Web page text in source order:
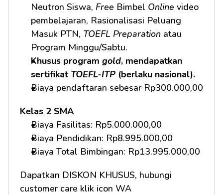
Neutron Siswa, Free Bimbel Online video
pembelajaran, Rasionalisasi Peluang
Masuk PTN, TOEFL Preparation atau
Program Minggu/Sabtu.
Khusus program gold, mendapatkan
sertifikat TOEFL-ITP (berlaku nasional).
Biaya pendaftaran sebesar Rp300.000,00
Kelas 2 SMA
Biaya Fasilitas: Rp5.000.000,00
Biaya Pendidikan: Rp8.995.000,00
Biaya Total Bimbingan: Rp13.995.000,00
Dapatkan DISKON KHUSUS, hubungi
customer care klik icon WA